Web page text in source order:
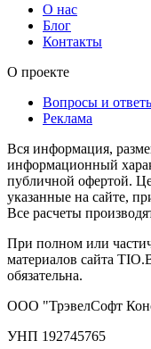
О нас
Блог
Контакты
О проекте
Вопросы и
Реклама
Вся информация,
информационный
публичной офертой.
указанные на сайте,
Все расчеты
При полном или
материалов сайта
обязательна.
ООО "ТрэвелСофт
УНП 192745765